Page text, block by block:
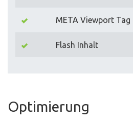
META Viewport Tag
Flash Inhalt
Optimierung